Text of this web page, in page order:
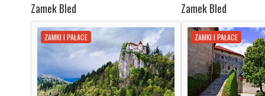
Zamek Bled
ZAMKI I PAŁACE
Zamek Bled
ZAMKI I PAŁACE